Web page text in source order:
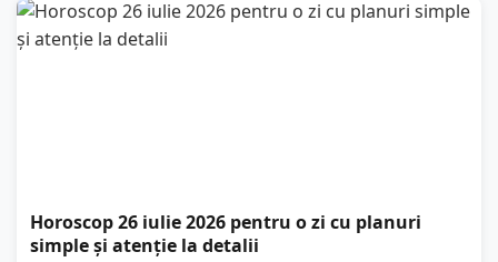
Horoscop 26 iulie 2026 pentru o zi cu planuri
simple și atenție la detalii